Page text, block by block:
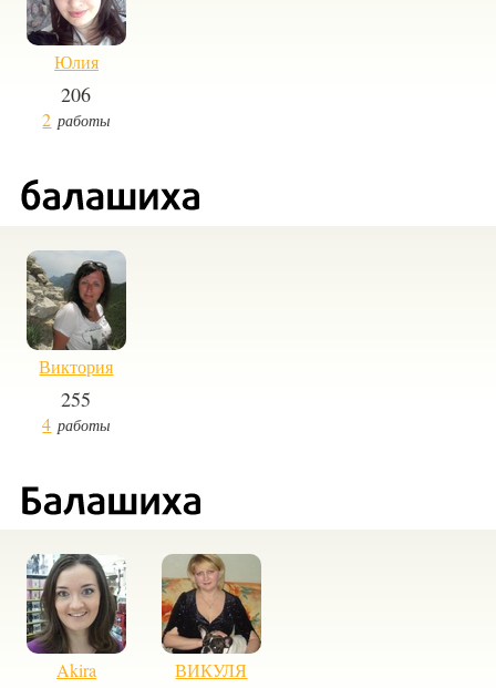
Юлия
206
2 работы
Виктория
255
4 работы
Akira ВИКУЛЯ